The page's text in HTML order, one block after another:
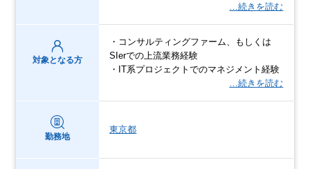
…続きを読む
対象となる方
・コンサルティングファーム、もしくは
SIerでの上流業務経験
・IT系プロジェクトでのマネジメント経験
…続きを読む
勤務地
東京都